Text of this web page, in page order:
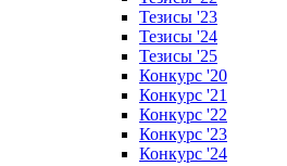
Тезисы '23
Тезисы '24
Тезисы '25
Конкурс '20
Конкурс '21
Конкурс '22
Конкурс '23
Конкурс '24